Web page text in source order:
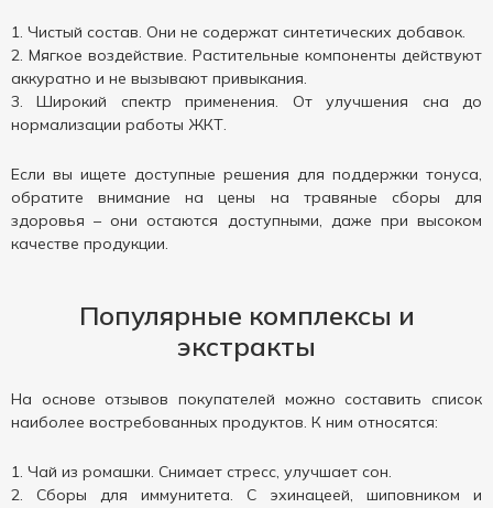
Чистый состав. Они не содержат синтетических добавок.
Мягкое воздействие. Растительные компоненты действуют
аккуратно и не вызывают привыкания.
Широкий спектр применения. От улучшения сна до
нормализации работы ЖКТ.
Если вы ищете доступные решения для поддержки тонуса,
обратите внимание на цены на травяные сборы для
здоровья – они остаются доступными, даже при высоком
качестве продукции.
Популярные комплексы и
экстракты
На основе отзывов покупателей можно составить список
наиболее востребованных продуктов. К ним относятся:
Чай из ромашки. Снимает стресс, улучшает сон.
Сборы для иммунитета. С эхинацеей, шиповником и